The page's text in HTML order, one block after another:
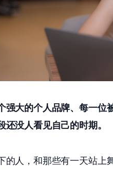
强大的个人品牌、每一位
没人看见自己的时期。
的人，和那些有一天站上